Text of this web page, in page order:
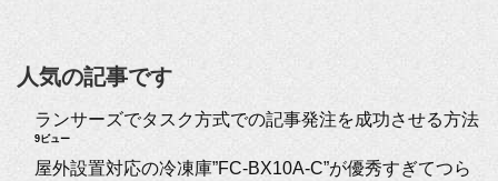
人気の記事です
ランサーズでタスク方式での記事発注を成功させる方法
9ビュー
屋外設置対応の冷凍庫”FC-BX10A-C”が優秀すぎてつら